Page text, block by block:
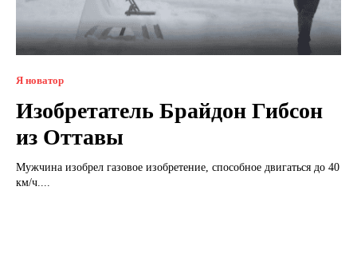
Я новатор
Изобретатель Брайдон Гибсон
из Оттавы
Мужчина изобрел газовое изобретение, способное двигаться до 40
км/ч....